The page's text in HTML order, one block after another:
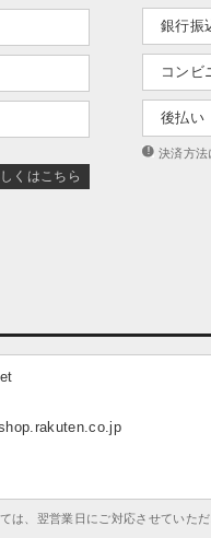
くはこちら
銀行振
コンビ
後払い
決済方法
は、翌営業日にご対応させていた